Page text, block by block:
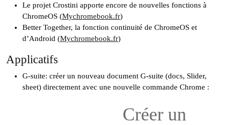
Le projet Crostini apporte encore de nouvelles fonctions à
ChromeOS (Mychromebook.fr)
Better Together, la fonction continuité de ChromeOS et
d’Android (Mychromebook.fr)
Applicatifs
G-suite: créer un nouveau document G-suite (docs, Slider,
sheet) directement avec une nouvelle commande Chrome :
Créer un